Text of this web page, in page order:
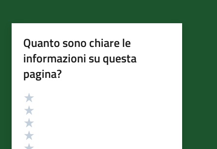
Quanto sono chiare le
informazioni su questa
pagina?
Valutazione